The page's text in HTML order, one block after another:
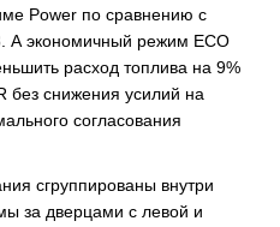
Power по сравнению с
А экономичный режим ECO
расход топлива на 9%
снижения усилий на
согласования
сгруппированы внутри
за дверцами с левой и